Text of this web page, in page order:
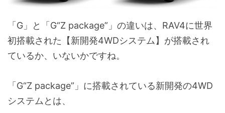
ランプ消し忘れウォーニング
シフトポジションインジケーター
電気式バックドアハンドル
6:4分割可倒式リヤシート(リクライニング機構付)
(照度コントロール付き)
マルチインフォメーションディスプレイ
シート表皮 ファブリ
フロントシート
スキッドプレート
バックドアガーニッシュ
防眩インナーミラー
インテリジェントクリアランスソナー
「G」と「G“Z package”」の違いは、RAV4に世界
初搭載された【新開発4WDシステム】が搭載され
ているか、いないかですね。
「G“Z package”」に搭載されている新開発の4WD
システムとは、